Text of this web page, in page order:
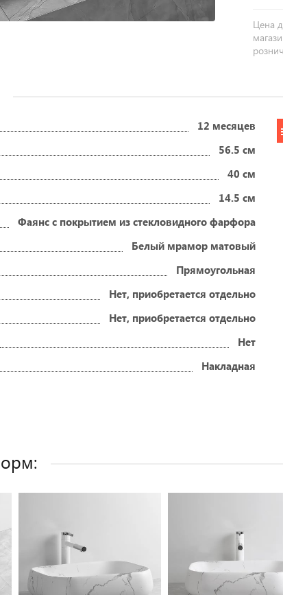
Цена
12 месяцев
56.5 см
40 см
14.5 см
Фаянс с покрытием из стекловидного фарфора
Белый мрамор матовый
Прямоугольная
Нет, приобретается отдельно
Нет, приобретается отдельно
Нет
Накладная